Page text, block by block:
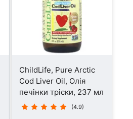
ChildLife, Pure Arctic
Cod Liver Oil, Олія
печінки тріски, 237 мл
(4.9)